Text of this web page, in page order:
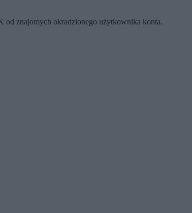
od znajomych okradzionego użytkownika konta.